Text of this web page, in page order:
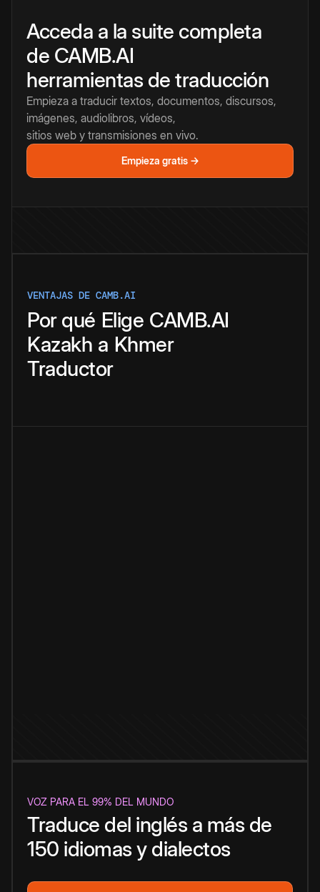
Acceda a la suite completa
de CAMB.AI
herramientas de traducción
Empieza a traducir textos, documentos, discursos,
imágenes, audiolibros, vídeos,
sitios web y transmisiones en vivo.
Empieza gratis →
VENTAJAS DE CAMB.AI
Por qué Elige CAMB.AI
Kazakh a Khmer
Traductor
VOZ PARA EL 99% DEL MUNDO
Traduce del inglés a más de
150 idiomas y dialectos